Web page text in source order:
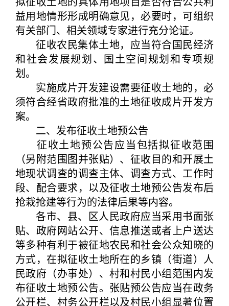
益用地情形形成明确意见，必要时，可组织
有关部门、相关领域专家进行充分论证。
征收农民集体土地，应当符合国民经济
和社会发展规划、国土空间规划和专项规
划。
实施成片开发建设需要征收土地的，必
须符合经省政府批准的土地征收成片开发方
案。
二、发布征收土地预公告
征收土地预公告应当包括拟征收范围
（另附范围图并张贴）、征收目的和开展土
地现状调查的调查主体、调查方式、工作时
段、配合要求，以及征收土地预公告发布后
抢栽抢建等行为的法律后果等内容。
各市、县、区人民政府应当采用书面张
贴、政府网站公开、信息推送或者上户送达
等多种有利于被征地农民和社会公众知晓的
方式，在拟征收土地所在的乡镇（街道）人
民政府（办事处）、村和村民小组范围内发
布征收土地预公告。张贴预公告应当在政务
公开栏、村务公开栏以及村民小组显著位置